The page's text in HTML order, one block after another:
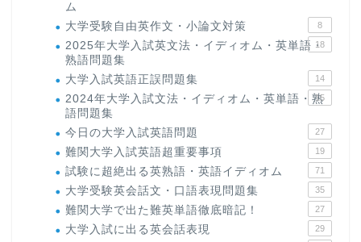
ム
大学受験自由英作文・小論文対策 8
2025年大学入試英文法・イディオム・英単語・
熟語問題集
18
大学入試英語正誤問題集 14
2024年大学入試文法・イディオム・英単語・熟
語問題集
15
今日の大学入試英語問題 27
難関大学入試英語超重要事項 19
試験に超絶出る英熟語・英語イディオム 71
大学受験英会話文・口語表現問題集 35
難関大学で出た難英単語徹底暗記！ 27
大学入試に出る英会話表現 29